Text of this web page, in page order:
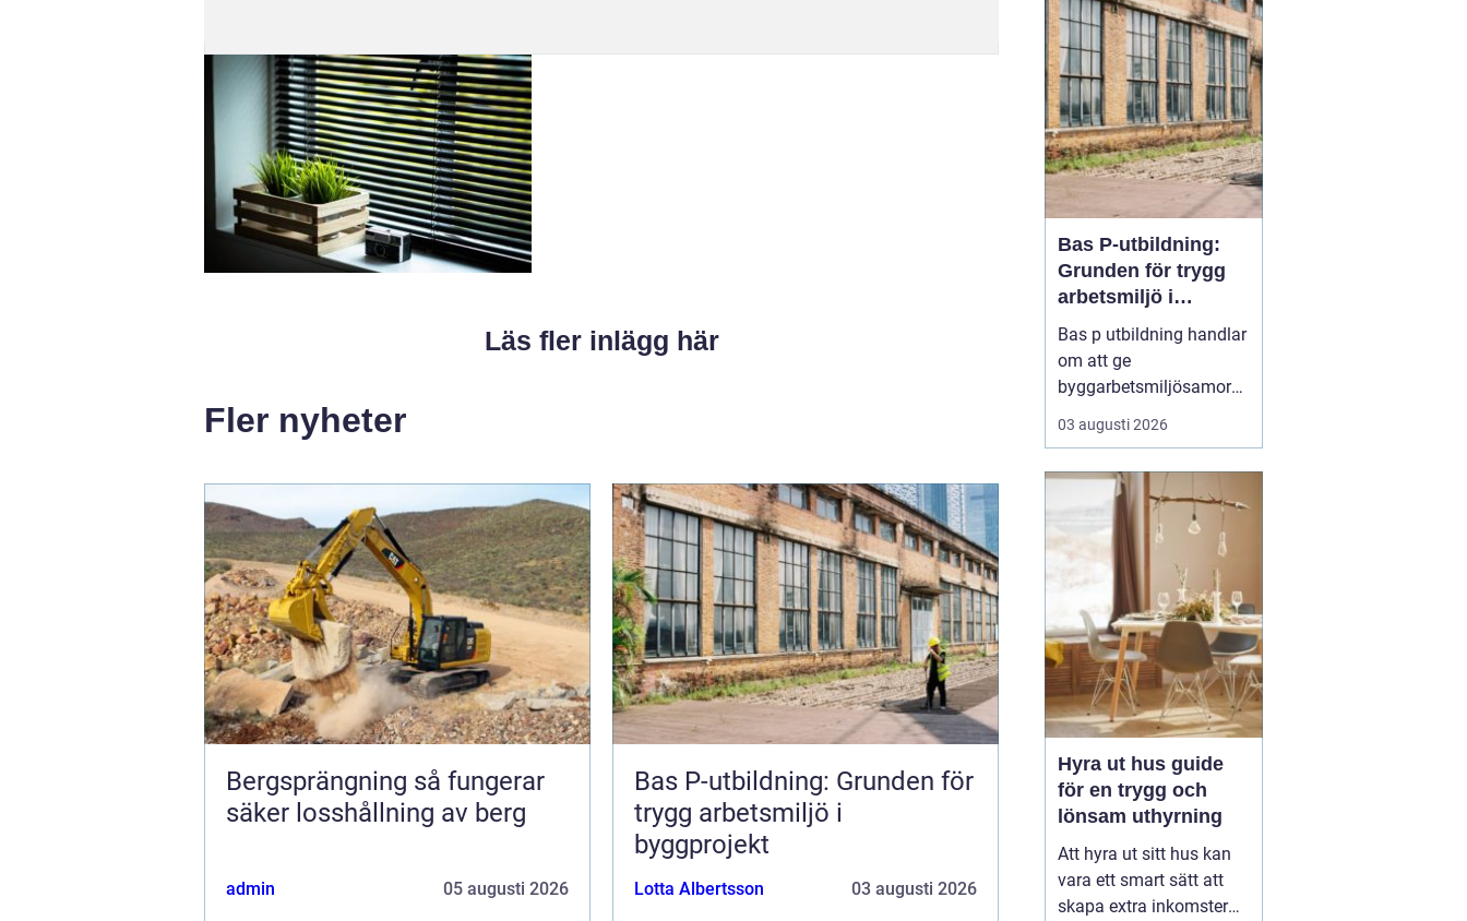
Läs fler inlägg här
Fler nyheter
Bergsprängning så fungerar
säker losshållning av berg
admin 05 augusti 2026
Bas P-utbildning: Grunden för
trygg arbetsmiljö i
byggprojekt
Lotta Albertsson 03 augusti 2026
väcker arbetet frågor:
hur går det till, hur säkert
är det och vilka krav st...
Bas P-utbildning:
Grunden för trygg
arbetsmiljö i
byggprojekt
Bas p utbildning handlar
om att ge
byggarbetsmiljösamord
nare den kunskap som
krävs för att planera och
enligt gällande regler.
Den som vill fördjupa sig
i området kan till
exempel vända ...
03 augusti 2026
Hyra ut hus guide
för en trygg och
lönsam uthyrning
Att hyra ut sitt hus kan
vara ett smart sätt att
skapa extra inkomster